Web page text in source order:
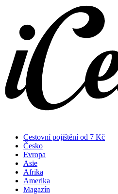
Cestovní pojištění od 7 Kč
Česko
Evropa
Asie
Afrika
Amerika
Magazín